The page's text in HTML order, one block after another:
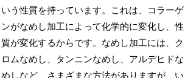
いう性質を持っています。これは、コラーゲ
ンがなめし加工によって化学的に変化し、性
質が変化するからです。なめし加工には、ク
ロムなめし、タンニンなめし、アルデヒドな
めしなど、さまざまな方法がありますが、い